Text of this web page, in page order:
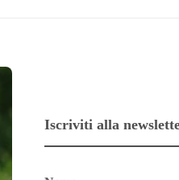
Iscriviti alla